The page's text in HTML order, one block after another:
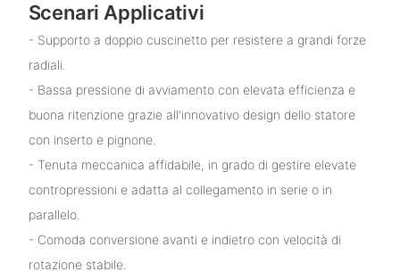
Scenari Applicativi
- Supporto a doppio cuscinetto per resistere a grandi forze
radiali.
- Bassa pressione di avviamento con elevata efficienza e
buona ritenzione grazie all'innovativo design dello statore
con inserto e pignone.
- Tenuta meccanica affidabile, in grado di gestire elevate
contropressioni e adatta al collegamento in serie o in
parallelo.
- Comoda conversione avanti e indietro con velocità di
rotazione stabile.